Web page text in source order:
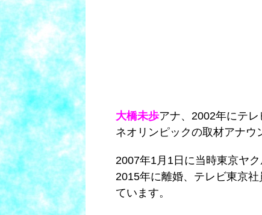
大橋未歩アナ、2002年にテ
ネオリンピックの取材アナウ
2007年1月1日に当時東京ヤ
2015年に離婚、テレビ東京
ています。